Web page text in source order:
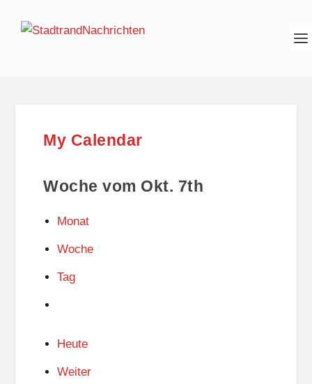
My Calendar
Woche vom Okt. 7th
Monat
Woche
Tag
Heute
Weiter